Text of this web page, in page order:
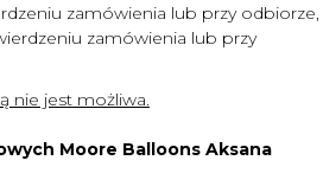
zamówienia lub przy odbiorze,
zamówienia lub przy
nie jest możliwa.
Moore Balloons Aksana